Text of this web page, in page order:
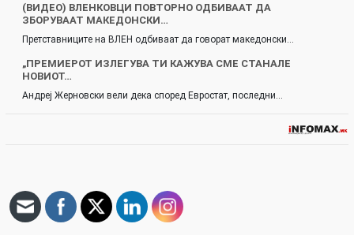
(ВИДЕО) ВЛЕНКОВЦИ ПОВТОРНО ОДБИВААТ ДА
ЗБОРУВААТ МАКЕДОНСКИ…
Претставниците на ВЛЕН одбиваат да говорат македонски…
„ПРЕМИЕРОТ ИЗЛЕГУВА ТИ КАЖУВА СМЕ СТАНАЛЕ
НОВИОТ…
Андреј Жерновски вели дека според Евростат, последни…